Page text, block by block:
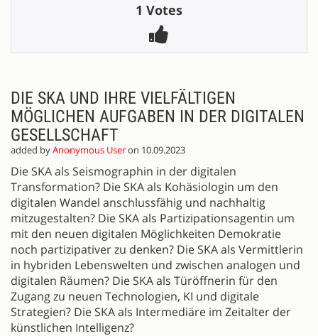
1 Votes
DIE SKA UND IHRE VIELFÄLTIGEN
MÖGLICHEN AUFGABEN IN DER DIGITALEN
GESELLSCHAFT
added byAnonymous Useron 10.09.2023
Die SKA als Seismographin in der digitalen
Transformation? Die SKA als Kohäsiologin um den
digitalen Wandel anschlussfähig und nachhaltig
mitzugestalten? Die SKA als Partizipationsagentin um
mit den neuen digitalen Möglichkeiten Demokratie
noch partizipativer zu denken? Die SKA als Vermittlerin
in hybriden Lebenswelten und zwischen analogen und
digitalen Räumen? Die SKA als Türöffnerin für den
Zugang zu neuen Technologien, KI und digitale
Strategien? Die SKA als Intermediäre im Zeitalter der
künstlichen Intelligenz?